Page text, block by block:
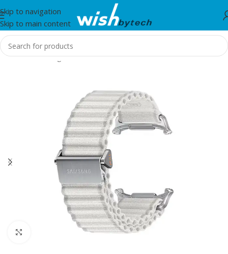
Skip to navigation
Skip to main content
Home/Samsung
Click to enlarge